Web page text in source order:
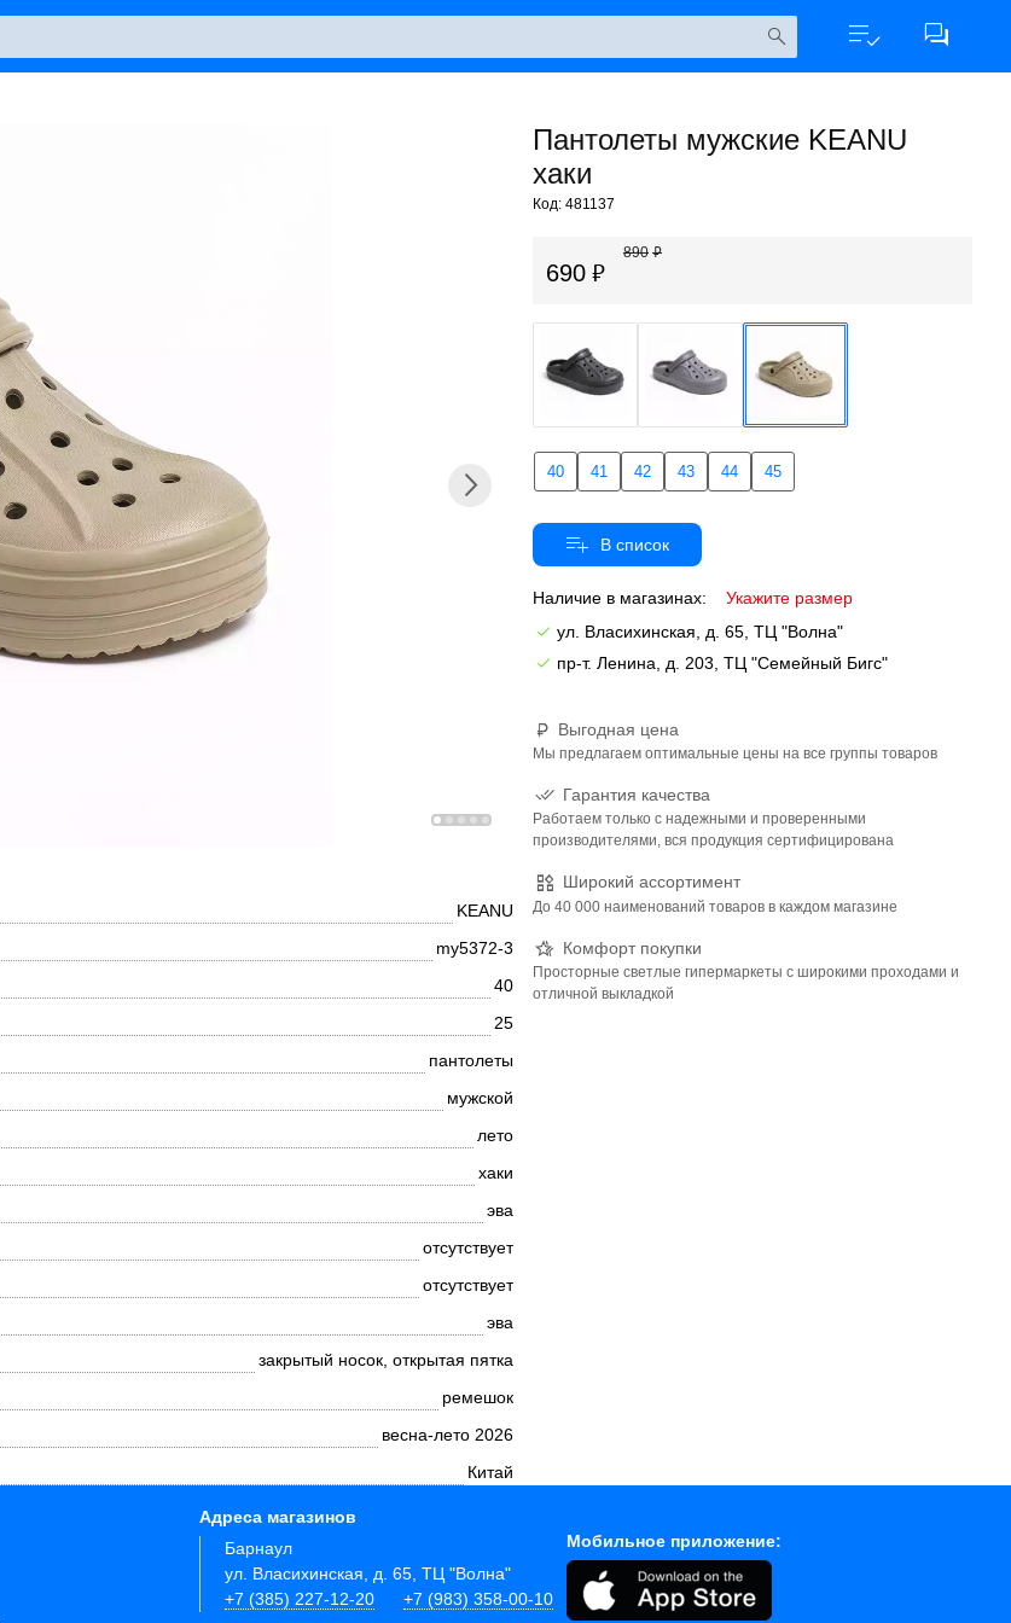
Пантолеты мужские KEANU
хаки
Код: 481137
690
890
40 41 42 43 44 45
Наличие в магазинах:
Укажите размер
ул. Власихинская, д. 65, ТЦ "Волна"
пр-т. Ленина, д. 203, ТЦ "Семейный Бигс"
Выгодная цена
Мы предлагаем оптимальные цены на все группы товаров
Гарантия качества
Работаем только с надежными и проверенными
производителями, вся продукция сертифицирована
Широкий ассортимент
До 40 000 наименований товаров в каждом магазине
Комфорт покупки
Просторные светлые гипермаркеты с широкими проходами и
отличной выкладкой
KEANU
my5372-3
40
25
пантолеты
мужской
лето
хаки
эва
отсутствует
отсутствует
эва
закрытый носок, открытая пятка
ремешок
весна-лето 2026
Китай
Адреса магазинов
Барнаул
ул. Власихинская, д. 65, ТЦ "Волна"
+7 (385) 227-12-20
+7 (983) 358-00-10
Мобильное приложение: